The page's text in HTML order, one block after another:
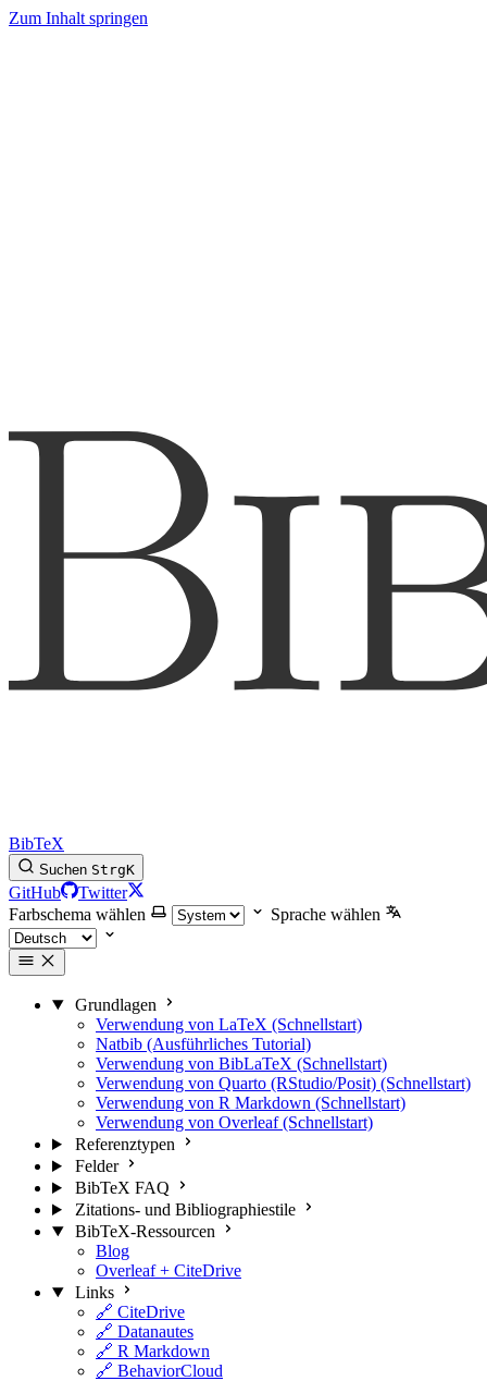
Zum Inhalt springen
BibTeX
Suchen StrgK
GitHub
Twitter
Farbschema wählen
Sprache wählen
Grundlagen
Verwendung von LaTeX (Schnellstart)
Natbib (Ausführliches Tutorial)
Verwendung von BibLaTeX (Schnellstart)
Verwendung von Quarto (RStudio/Posit) (Schnellstart)
Verwendung von R Markdown (Schnellstart)
Verwendung von Overleaf (Schnellstart)
Referenztypen
Felder
BibTeX FAQ
Zitations- und Bibliographiestile
BibTeX-Ressourcen
Blog
Overleaf + CiteDrive
Links
🔗 CiteDrive
🔗 Datanautes
🔗 R Markdown
🔗 BehaviorCloud